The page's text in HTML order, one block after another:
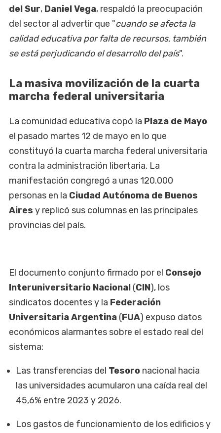
del Sur, Daniel Vega, respaldó la preocupación
del sector al advertir que "cuando se afecta la
calidad educativa por falta de recursos, también
se está perjudicando el desarrollo del país".
La masiva movilización de la cuarta
marcha federal universitaria
La comunidad educativa copó la Plaza de Mayo
el pasado martes 12 de mayo en lo que
constituyó la cuarta marcha federal universitaria
contra la administración libertaria. La
manifestación congregó a unas 120.000
personas en la Ciudad Autónoma de Buenos
Aires y replicó sus columnas en las principales
provincias del país.
El documento conjunto firmado por el Consejo
Interuniversitario Nacional (CIN), los
sindicatos docentes y la Federación
Universitaria Argentina (FUA) expuso datos
económicos alarmantes sobre el estado real del
sistema:
Las transferencias del Tesoro nacional hacia
las universidades acumularon una caída real del
45,6% entre 2023 y 2026.
Los gastos de funcionamiento de los edificios y